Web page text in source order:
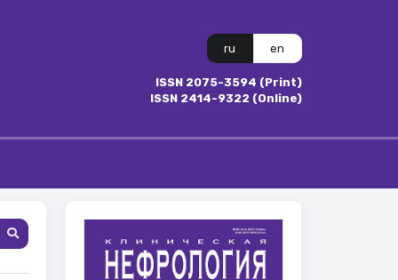
ru en
ISSN 2075-3594 (Print)
ISSN 2414-9322 (Online)